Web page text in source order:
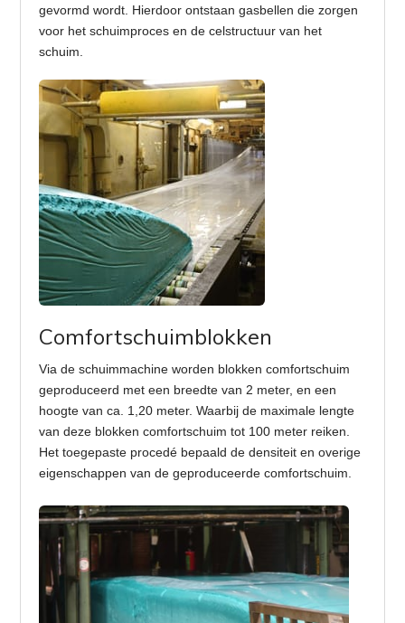
gevormd wordt. Hierdoor ontstaan gasbellen die zorgen
voor het schuimproces en de celstructuur van het
schuim.
Comfortschuimblokken
Via de schuimmachine worden blokken comfortschuim
geproduceerd met een breedte van 2 meter, en een
hoogte van ca. 1,20 meter. Waarbij de maximale lengte
van deze blokken comfortschuim tot 100 meter reiken.
Het toegepaste procedé bepaald de densiteit en overige
eigenschappen van de geproduceerde comfortschuim.